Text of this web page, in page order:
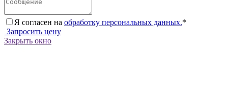
Я согласен на обработку персональных данных.*
Запросить цену
Закрыть окно